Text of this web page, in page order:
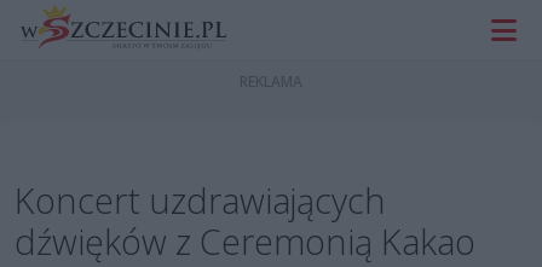
Koncert uzdrawiających
dźwięków z Ceremonią Kakao